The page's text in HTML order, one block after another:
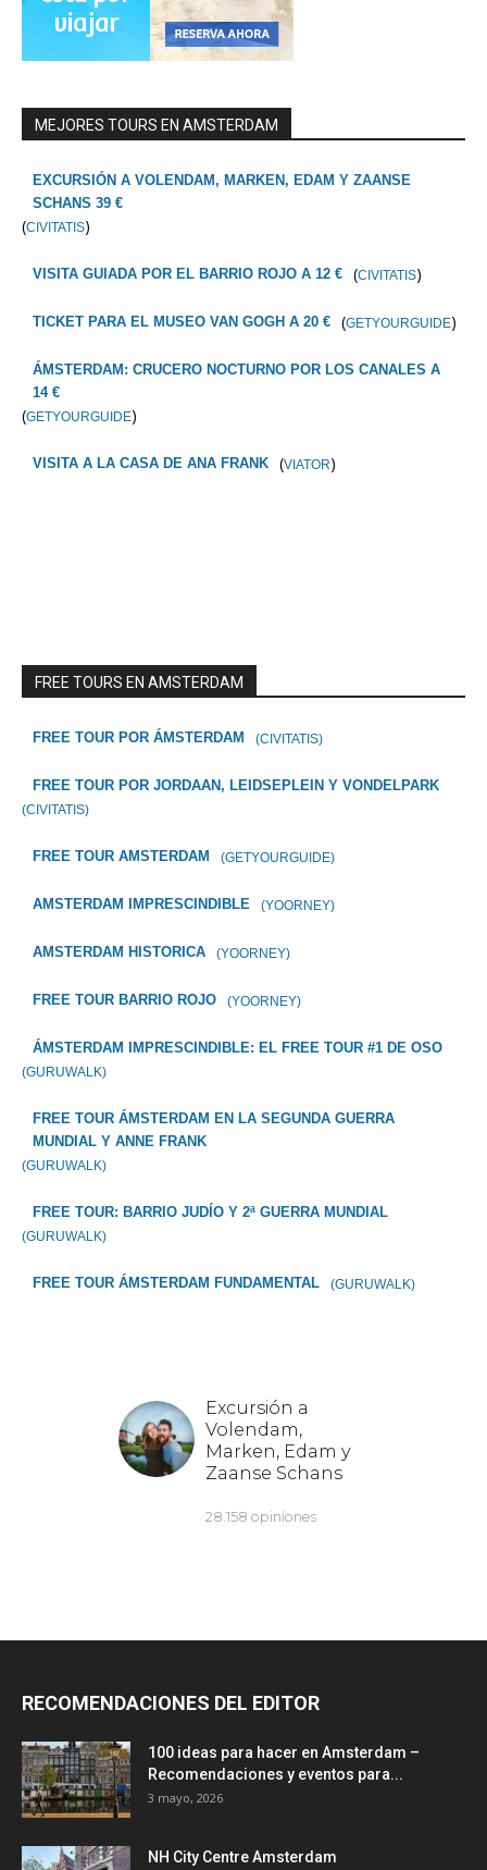
MEJORES TOURS EN AMSTERDAM
EXCURSIÓN A VOLENDAM, MARKEN, EDAM Y ZAANSE
SCHANS 39 €
(CIVITATIS)
VISITA GUIADA POR EL BARRIO ROJO A 12 € (CIVITATIS)
TICKET PARA EL MUSEO VAN GOGH A 20 € (GETYOURGUIDE)
ÁMSTERDAM: CRUCERO NOCTURNO POR LOS CANALES A
14 €
(GETYOURGUIDE)
VISITA A LA CASA DE ANA FRANK (VIATOR)
FREE TOURS EN AMSTERDAM
FREE TOUR POR ÁMSTERDAM (CIVITATIS)
FREE TOUR POR JORDAAN, LEIDSEPLEIN Y VONDELPARK
(CIVITATIS)
FREE TOUR AMSTERDAM (GETYOURGUIDE)
AMSTERDAM IMPRESCINDIBLE (YOORNEY)
AMSTERDAM HISTORICA (YOORNEY)
FREE TOUR BARRIO ROJO (YOORNEY)
ÁMSTERDAM IMPRESCINDIBLE: EL FREE TOUR #1 DE OSO
(GURUWALK)
FREE TOUR ÁMSTERDAM EN LA SEGUNDA GUERRA
MUNDIAL Y ANNE FRANK
(GURUWALK)
FREE TOUR: BARRIO JUDÍO Y 2ª GUERRA MUNDIAL
(GURUWALK)
FREE TOUR ÁMSTERDAM FUNDAMENTAL (GURUWALK)
RECOMENDACIONES DEL EDITOR
100 ideas para hacer en Amsterdam –
Recomendaciones y eventos para...
3 mayo, 2026
NH City Centre Amsterdam